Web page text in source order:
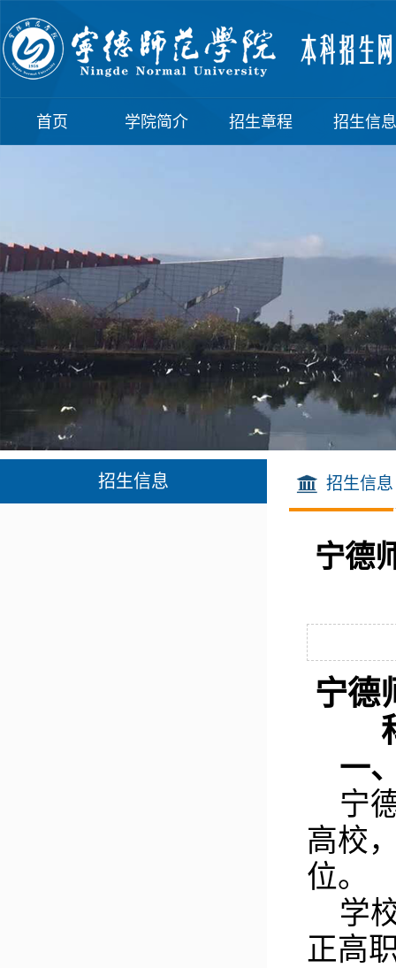
首页 学院简介 招生章程 招生信息
招生信息 招生信息
宁德
宁德
一
宁
高校
位。
学
正高